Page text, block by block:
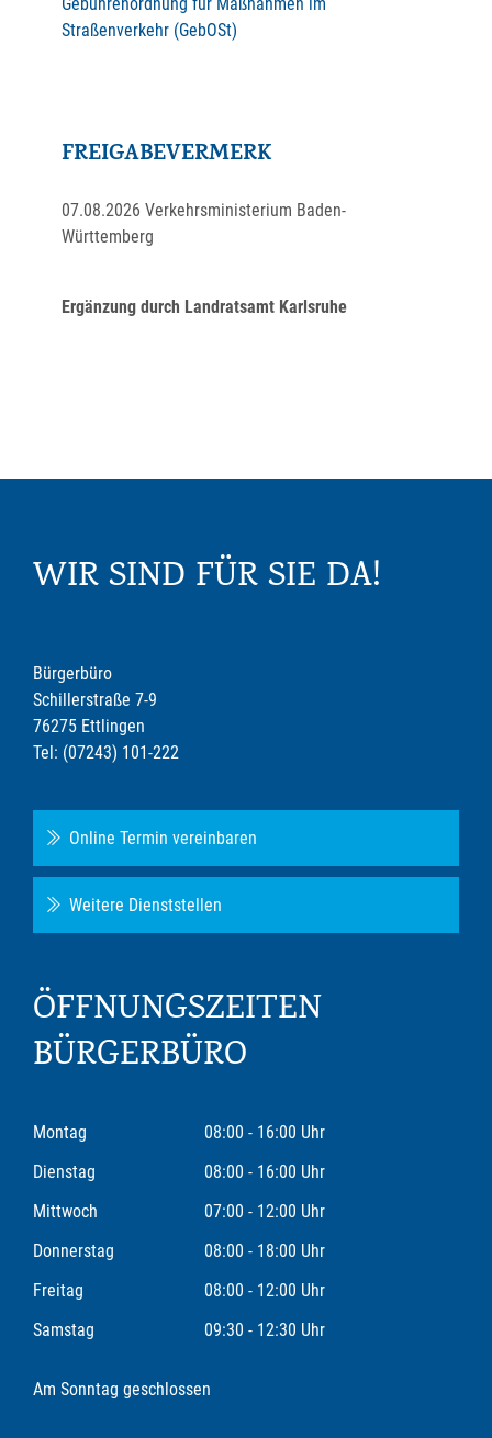
Straßenverkehr (GebOSt)
FREIGABEVERMERK
07.08.2026 Verkehrsministerium Baden-
Württemberg
Ergänzung durch Landratsamt Karlsruhe
WIR SIND FÜR SIE DA!
Bürgerbüro
Schillerstraße 7-9
76275 Ettlingen
Tel: (07243) 101-222
Online Termin vereinbaren
Weitere Dienststellen
ÖFFNUNGSZEITEN
BÜRGERBÜRO
Montag
08:00 - 16:00 Uhr
Dienstag
08:00 - 16:00 Uhr
Mittwoch
07:00 - 12:00 Uhr
Donnerstag
08:00 - 18:00 Uhr
Freitag
08:00 - 12:00 Uhr
Samstag
09:30 - 12:30 Uhr
Am Sonntag geschlossen